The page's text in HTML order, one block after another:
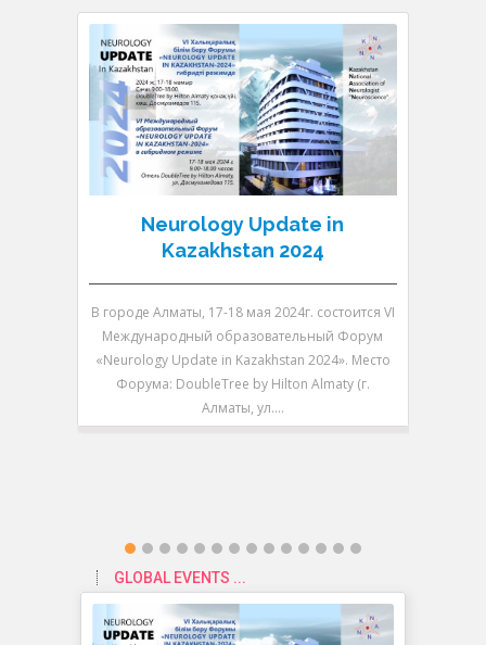
Neurology Update in
Kazakhstan 2024
В городе Алматы, 17-18 мая 2024г. состоится VI
Международный образовательный Форум
«Neurology Update in Kazakhstan 2024». Место
Форума: DoubleTree by Hilton Almaty (г.
Алматы, ул.…
GLOBAL EVENTS ...